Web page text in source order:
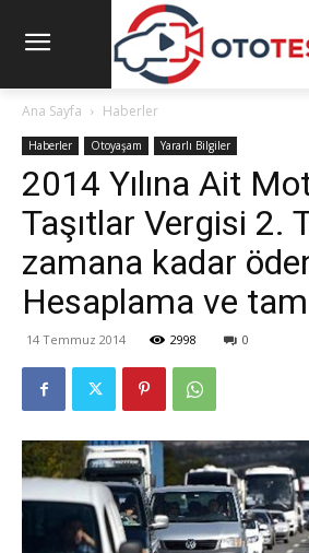
Ana Sayfa Haberler
Haberler Otoyaşam Yararlı Bilgiler
2014 Yılına Ait
Taşıtlar Vergisi 2.
zamana kadar
Hesaplama ve
14 Temmuz 2014 2998 0